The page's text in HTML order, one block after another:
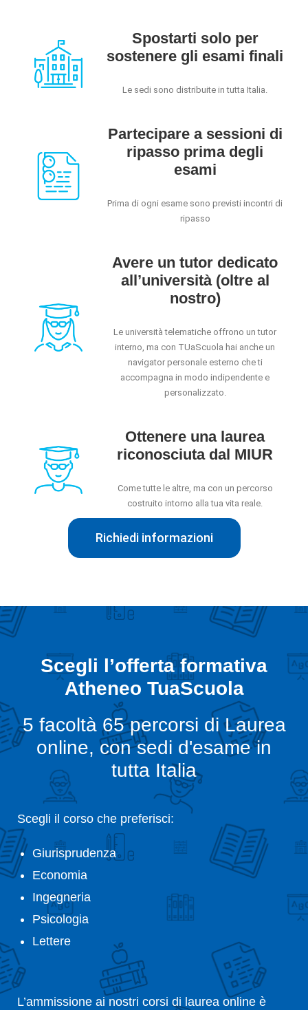
Spostarti solo per
sostenere gli esami finali
Le sedi sono distribuite in tutta Italia.
Partecipare a sessioni di
ripasso prima degli
esami
Prima di ogni esame sono previsti incontri di
ripasso
Avere un tutor dedicato
all’università (oltre al
nostro)
Le università telematiche offrono un tutor
interno, ma con TUaScuola hai anche un
navigator personale esterno che ti
accompagna in modo indipendente e
personalizzato.
Ottenere una laurea
riconosciuta dal MIUR
Come tutte le altre, ma con un percorso
costruito intorno alla tua vita reale.
Richiedi informazioni
Scegli l’offerta formativa
Atheneo TuaScuola
5 facoltà 65 percorsi di Laurea
online, con sedi d'esame in
tutta Italia
Scegli il corso che preferisci:
Giurisprudenza
Economia
Ingegneria
Psicologia
Lettere
L’ammissione ai nostri corsi di laurea online è